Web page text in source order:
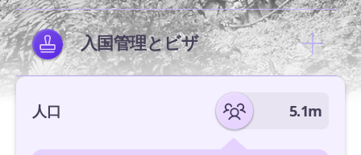
入国管理とビザ
人口 5.1m